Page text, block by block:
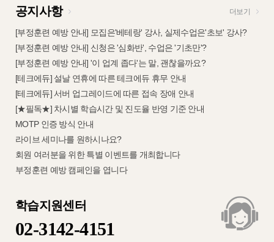
공지사항 더보기
[부정훈련 예방 안내] 모집은'베테랑' 강사, 실제수업은'초보' 강사?
[부정훈련 예방 안내] 신청은 '심화반', 수업은 '기초만'?
[부정훈련 예방 안내] '이 업계 좁다'는 말, 괜찮을까요?
[테크에듀] 설날 연휴에 따른 테크에듀 휴무 안내
[테크에듀] 서버 업그레이드에 따른 접속 장애 안내
[★필독★] 차시별 학습시간 및 진도율 반영 기준 안내
MOTP 인증 방식 안내
라이브 세미나를 원하시나요?
회원 여러분을 위한 특별 이벤트를 개최합니다
부정훈련 예방 캠페인을 엽니다
학습지원센터
02-3142-4151